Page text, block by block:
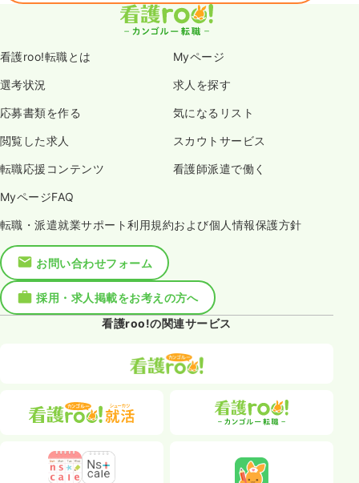
看護roo!転職とは Myページ
選考状況 求人を探す
応募書類を作る 気になるリスト
閲覧した求人 スカウトサービス
転職応援コンテンツ 看護師派遣で働く
MyページFAQ
転職・派遣就業サポート利用規約および個人情報保護方針
お問い合わせフォーム
採用・求人掲載をお考えの方へ
看護roo!の関連サービス